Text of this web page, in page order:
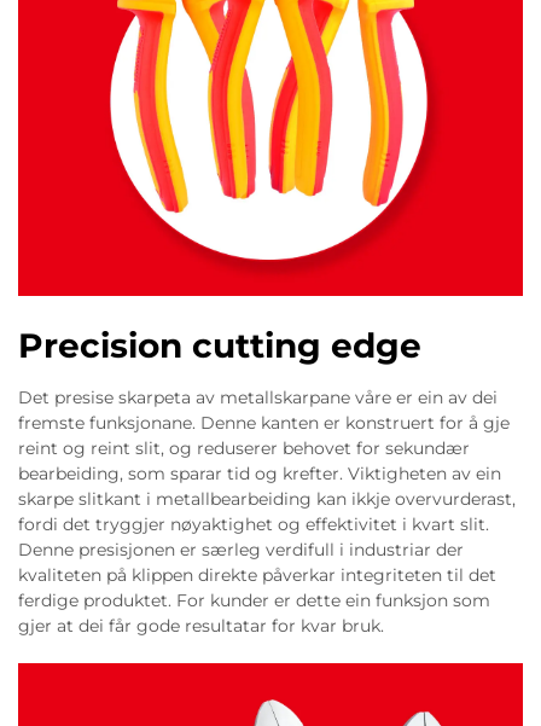
Precision cutting edge
Det presise skarpeta av metallskarpane våre er ein av dei
fremste funksjonane. Denne kanten er konstruert for å gje
reint og reint slit, og reduserer behovet for sekundær
bearbeiding, som sparar tid og krefter. Viktigheten av ein
skarpe slitkant i metallbearbeiding kan ikkje overvurderast,
fordi det tryggjer nøyaktighet og effektivitet i kvart slit.
Denne presisjonen er særleg verdifull i industriar der
kvaliteten på klippen direkte påverkar integriteten til det
ferdige produktet. For kunder er dette ein funksjon som
gjer at dei får gode resultatar for kvar bruk.